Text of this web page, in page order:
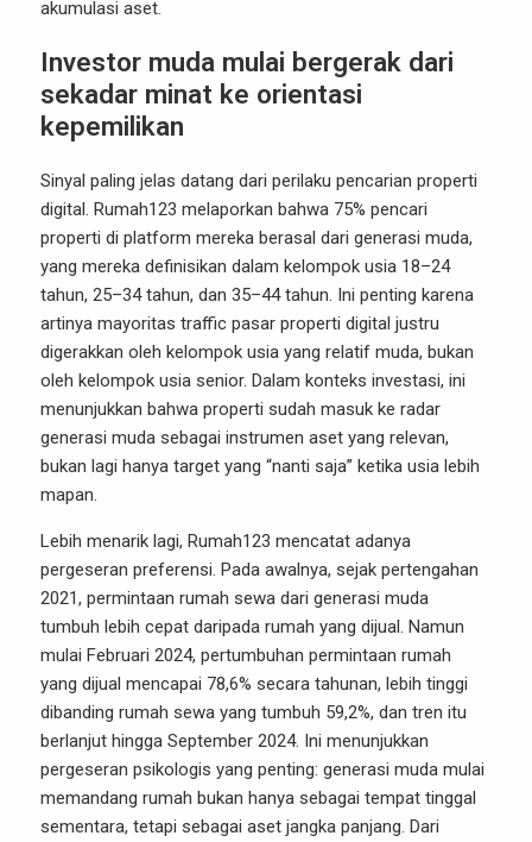
akumulasi aset.
Investor muda mulai bergerak dari
sekadar minat ke orientasi
kepemilikan
Sinyal paling jelas datang dari perilaku pencarian properti
digital. Rumah123 melaporkan bahwa 75% pencari
properti di platform mereka berasal dari generasi muda,
yang mereka definisikan dalam kelompok usia 18–24
tahun, 25–34 tahun, dan 35–44 tahun. Ini penting karena
artinya mayoritas traffic pasar properti digital justru
digerakkan oleh kelompok usia yang relatif muda, bukan
oleh kelompok usia senior. Dalam konteks investasi, ini
menunjukkan bahwa properti sudah masuk ke radar
generasi muda sebagai instrumen aset yang relevan,
bukan lagi hanya target yang “nanti saja” ketika usia lebih
mapan.
Lebih menarik lagi, Rumah123 mencatat adanya
pergeseran preferensi. Pada awalnya, sejak pertengahan
2021, permintaan rumah sewa dari generasi muda
tumbuh lebih cepat daripada rumah yang dijual. Namun
mulai Februari 2024, pertumbuhan permintaan rumah
yang dijual mencapai 78,6% secara tahunan, lebih tinggi
dibanding rumah sewa yang tumbuh 59,2%, dan tren itu
berlanjut hingga September 2024. Ini menunjukkan
pergeseran psikologis yang penting: generasi muda mulai
memandang rumah bukan hanya sebagai tempat tinggal
sementara, tetapi sebagai aset jangka panjang. Dari